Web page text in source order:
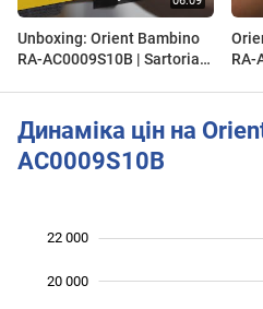
Unboxing: Orient Bambino
RA-AC0009S10B | Sartorial
RA-
Динаміка цін на
AC0009S10B
20 000
22 000